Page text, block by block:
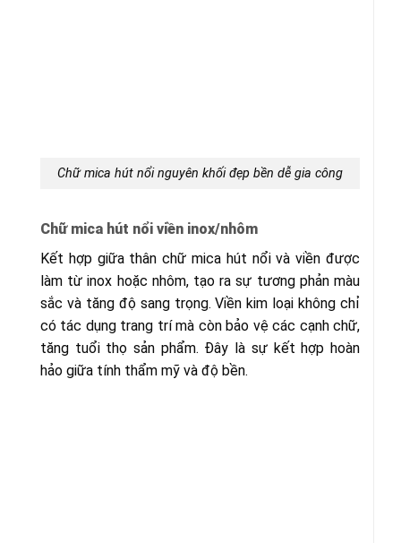
Chữ mica hút nổi nguyên khối đẹp bền dễ gia công
Chữ mica hút nổi viền inox/nhôm
Kết hợp giữa thân chữ mica hút nổi và viền được
làm từ inox hoặc nhôm, tạo ra sự tương phản màu
sắc và tăng độ sang trọng. Viền kim loại không chỉ
có tác dụng trang trí mà còn bảo vệ các cạnh chữ,
tăng tuổi thọ sản phẩm. Đây là sự kết hợp hoàn
hảo giữa tính thẩm mỹ và độ bền.